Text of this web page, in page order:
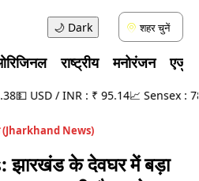
🌙 Dark शहर चुनें
राष्ट्रीय मनोरंजन
USD / INR : ₹ 95.14📈 Sensex :
(Jharkhand News)
के देवघर में बड़ा